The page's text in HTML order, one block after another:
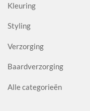
Kleuring
Styling
Verzorging
Baardverzorging
Alle categorieën